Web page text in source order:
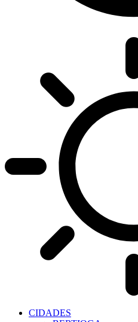
CIDADES